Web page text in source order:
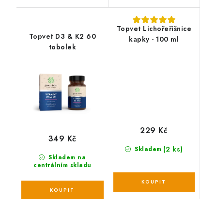
Topvet D3 & K2 60
tobolek
Skladem na
centrálním skladu
349 Kč
Topvet Lichořeřišnice
kapky - 100 ml
Skladem (2 ks)
229 Kč